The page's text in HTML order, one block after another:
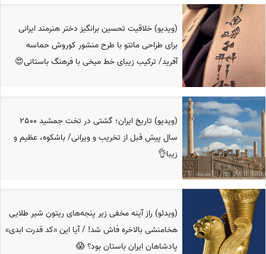
(ویدیو) خلاقیت تحسین برانگیز دختر هنرمند ایرانی
برای طراحی مانتو با طرح منشور کوروش حماسه
آفرید/ ترکیب زیبای خط میخی با فرهنگ باستانی😍
(ویدیو) تاریخ ایران؛ گشتی در تخت جمشید 2500
سال پیش قبل از تخریب و ویرانی/ باشکوه، عظیم و
زیبا👌
(ویدئو) راز آینه مخفی زیر پنجه‌های ریتون شیر طلایی
هخامنشی بالاخره فاش شد! / آیا این «کد قدرت ابدی»
پادشاهان ایران باستان بود؟ 😱